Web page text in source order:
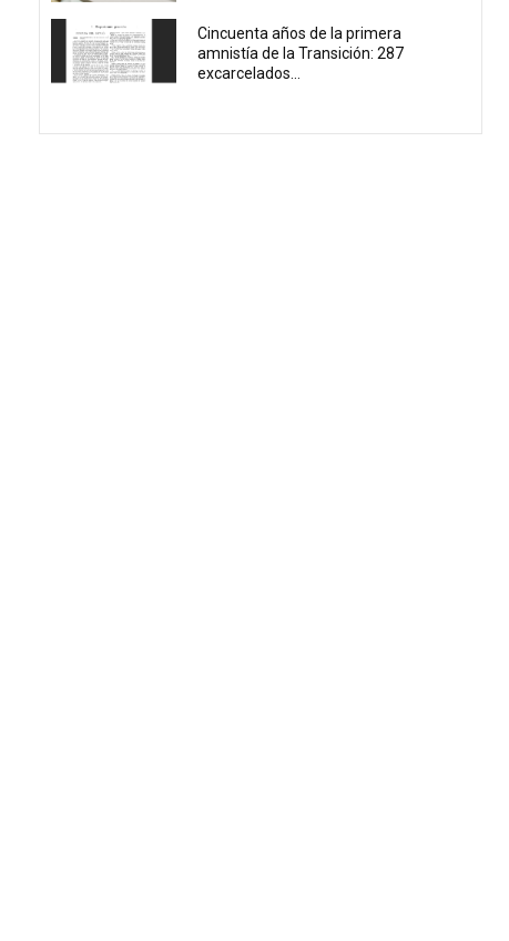
Cincuenta años de la primera
amnistía de la Transición: 287
excarcelados...